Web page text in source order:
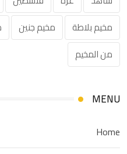
مخيم بلاطة
مخيم جنين
من المخيم
MENU
Home